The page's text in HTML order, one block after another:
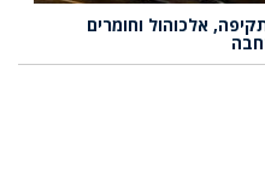
אלכוהול וחומרים